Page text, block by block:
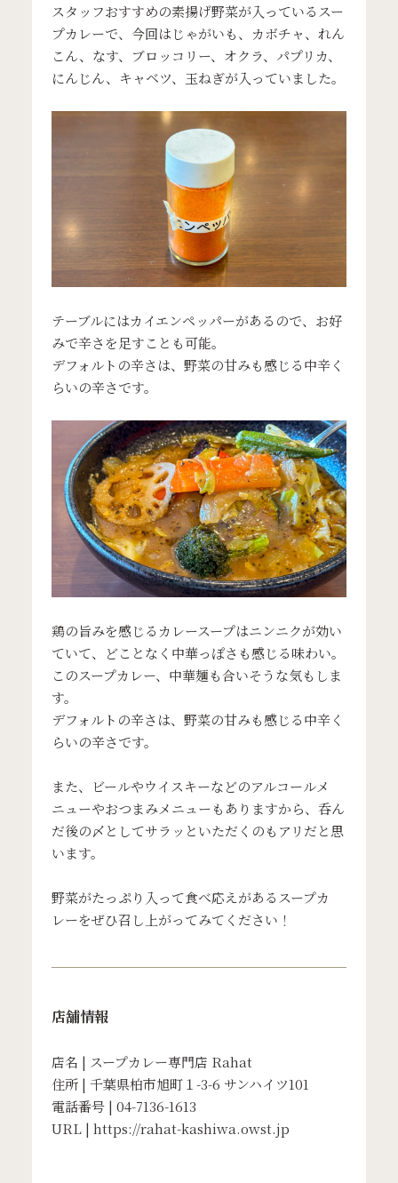
スタッフおすすめの素揚げ野菜が入っているスー
プカレーで、今回はじゃがいも、カボチャ、れん
こん、なす、ブロッコリー、オクラ、パプリカ、
にんじん、キャベツ、玉ねぎが入っていました。
テーブルにはカイエンペッパーがあるので、お好
みで辛さを足すことも可能。
デフォルトの辛さは、野菜の甘みも感じる中辛く
らいの辛さです。
鶏の旨みを感じるカレースープはニンニクが効い
ていて、どことなく中華っぽさも感じる味わい。
このスープカレー、中華麺も合いそうな気もしま
す。
デフォルトの辛さは、野菜の甘みも感じる中辛く
らいの辛さです。
また、ビールやウイスキーなどのアルコールメ
ニューやおつまみメニューもありますから、呑ん
だ後の〆としてサラッといただくのもアリだと思
います。
野菜がたっぷり入って食べ応えがあるスープカ
レーをぜひ召し上がってみてください！
店舗情報
店名 | スープカレー専門店 Rahat
住所 | 千葉県柏市旭町１-3-6 サンハイツ101
電話番号 | 04-7136-1613
URL |https://rahat-kashiwa.owst.jp